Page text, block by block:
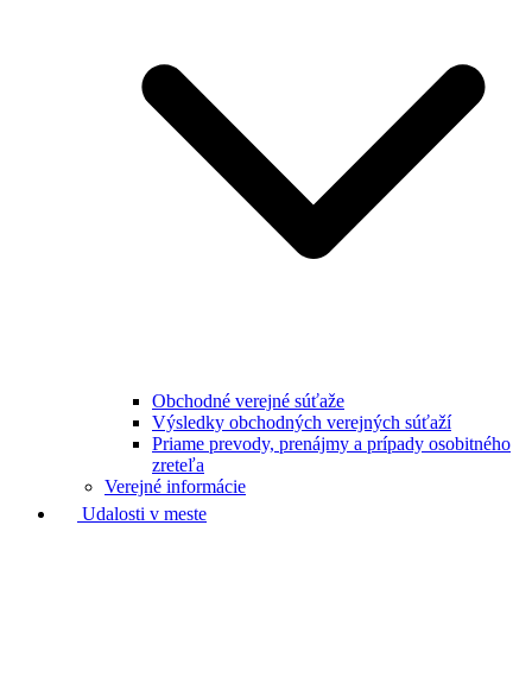
Obchodné verejné súťaže
Výsledky obchodných verejných súťaží
Priame prevody, prenájmy a prípady osobitného
zreteľa
Verejné informácie
Udalosti v meste